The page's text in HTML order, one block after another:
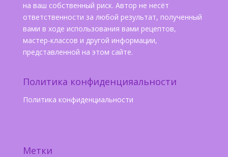
на ваш собственный риск. Автор не несёт
ответственности за любой результат, полученный
вами в ходе использования вами рецептов,
мастер-классов и другой информации,
представленной на этом сайте.
Политика конфиденцияальности
Политика конфиденциальности
Метки